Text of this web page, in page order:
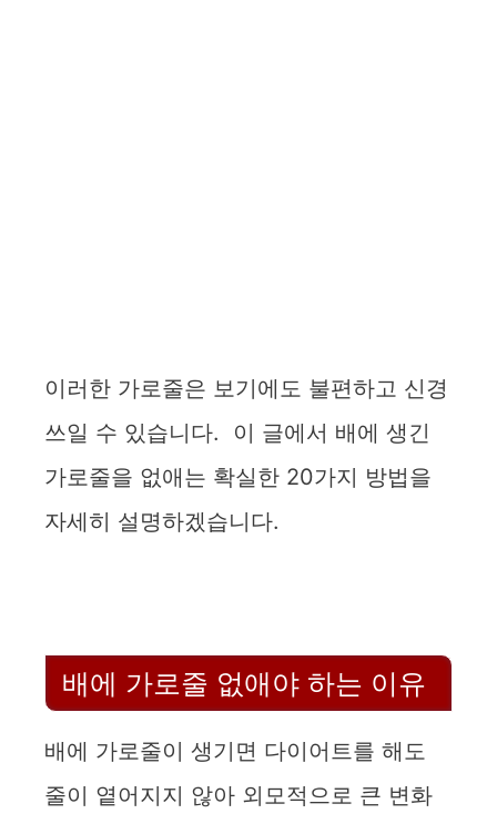
이러한 가로줄은 보기에도 불편하고 신경
쓰일 수 있습니다. 이 글에서 배에 생긴
가로줄을 없애는 확실한 20가지 방법을
자세히 설명하겠습니다.
배에 가로줄 없애야 하는 이유
배에 가로줄이 생기면 다이어트를 해도
줄이 옅어지지 않아 외모적으로 큰 변화